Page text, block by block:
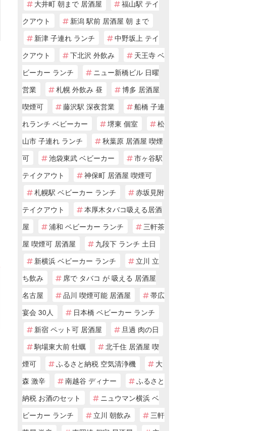
大井町 朝まで 居酒屋
福山駅 テイ
クアウト
新潟 駅前 居酒屋 朝 まで
新津 子連れ ランチ
中野坂上 テイ
クアウト
下北沢 外飲み
天王寺 ベ
ビーカー ランチ
ニュー新橋ビル 日曜
営業
札幌 外飲み 昼
博多 居酒屋
喫煙可
藤沢駅 深夜営業
船橋 子連
れランチ ベビーカー
堺東 個室
松
山市 子連れ ランチ
秋葉原 居酒屋 喫煙
可
池袋東武 ベビーカー
市ヶ谷駅
テイクアウト
神保町 居酒屋 喫煙可
札幌駅 ベビーカー ランチ
赤坂見附
テイクアウト
本厚木タバコ吸える居酒
屋
浦和 ベビーカー ランチ
三軒茶
屋 喫煙可 居酒屋
九段下 ランチ 土日
新横浜 ベビーカー ランチ
立川 立
ち飲み
席で タバコ が 吸える 居酒屋
名古屋
品川 喫煙可能 居酒屋
帯広
宴会 30人
日本橋 ベビーカー ランチ
新宿 ペット可 居酒屋
旦過 肉の日
駒場東大前 牡蠣
北千住 居酒屋 喫
煙可
ふるさと納税 空気清浄機
大
森 激辛
南越谷 ディナー
ふるさと
納税 お酒のセット
ニュウマン横浜 ベ
ビーカー ランチ
立川 朝飲み
三軒